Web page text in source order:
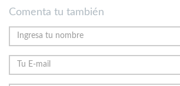
Comenta tu también